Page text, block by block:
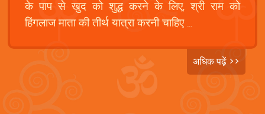
के पाप से खुद को शुद्ध करने के लिए, श्री राम को
हिंगलाज माता की तीर्थ यात्रा करनी चाहिए ...
अधिक पढ़ें >>